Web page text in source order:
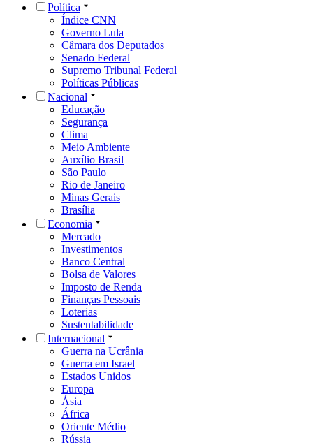
Política
Índice CNN
Governo Lula
Câmara dos Deputados
Senado Federal
Supremo Tribunal Federal
Políticas Públicas
Nacional
Educação
Segurança
Clima
Meio Ambiente
Auxílio Brasil
São Paulo
Rio de Janeiro
Minas Gerais
Brasília
Economia
Mercado
Investimentos
Banco Central
Bolsa de Valores
Imposto de Renda
Finanças Pessoais
Loterias
Sustentabilidade
Internacional
Guerra na Ucrânia
Guerra em Israel
Estados Unidos
Europa
Ásia
África
Oriente Médio
Rússia